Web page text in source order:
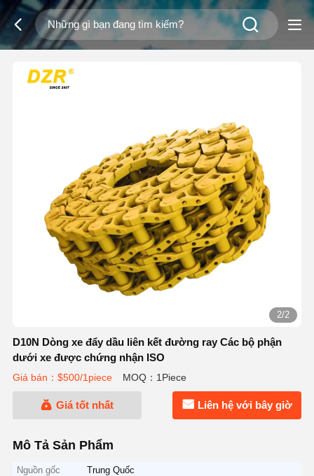
2/2
D10N Dòng xe đẩy dầu liên kết đường ray Các bộ phận
dưới xe được chứng nhận ISO
Giá bán：$500/1piece MOQ：1Piece
Giá tốt nhất Liên hệ với bây giờ
Mô Tả Sản Phẩm
Nguồn gốc
Trung Quốc